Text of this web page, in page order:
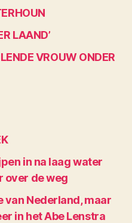
LAAND’
VROUW ONDER
in na laag water
over de weg
van Nederland, maar
in het Abe Lenstra